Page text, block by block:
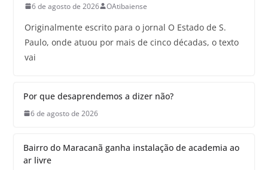
6 de agosto de 2026 OAtibaiense
Originalmente escrito para o jornal O Estado de S.
Paulo, onde atuou por mais de cinco décadas, o texto
vai
Por que desaprendemos a dizer não?
6 de agosto de 2026
Bairro do Maracanã ganha instalação de academia ao
ar livre